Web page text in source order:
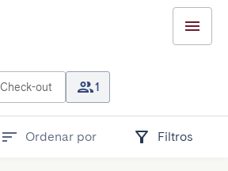
Check-out 1
Ordenar por Filtros